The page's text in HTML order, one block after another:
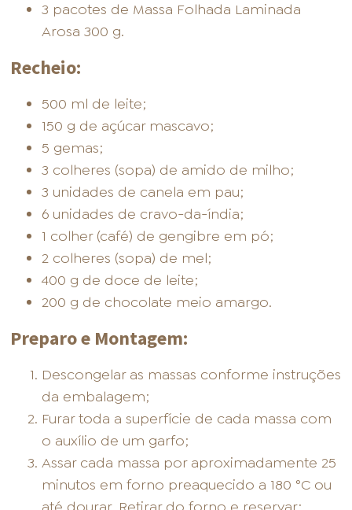
3 pacotes de Massa Folhada Laminada
Arosa 300 g.
Recheio:
500 ml de leite;
150 g de açúcar mascavo;
5 gemas;
3 colheres (sopa) de amido de milho;
3 unidades de canela em pau;
6 unidades de cravo-da-índia;
1 colher (café) de gengibre em pó;
2 colheres (sopa) de mel;
400 g de doce de leite;
200 g de chocolate meio amargo.
Preparo e Montagem:
Descongelar as massas conforme instruções
da embalagem;
Furar toda a superfície de cada massa com
o auxílio de um garfo;
Assar cada massa por aproximadamente 25
minutos em forno preaquecido a 180 °C ou